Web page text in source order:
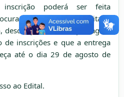
poderá ser feita
legalmente habilitado
desde que a data de postagem
inscrições e que a entrega
até o dia 29 de agosto de
ao Edital.